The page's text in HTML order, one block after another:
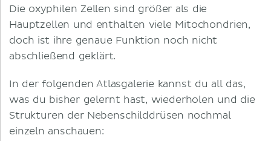
Die oxyphilen Zellen sind größer als die
Hauptzellen und enthalten viele Mitochondrien,
doch ist ihre genaue Funktion noch nicht
abschließend geklärt.
In der folgenden Atlasgalerie kannst du all das,
was du bisher gelernt hast, wiederholen und die
Strukturen der Nebenschilddrüsen nochmal
einzeln anschauen: